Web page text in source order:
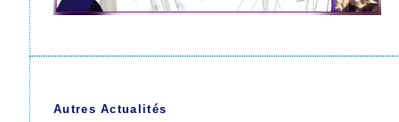
Autres Actualités